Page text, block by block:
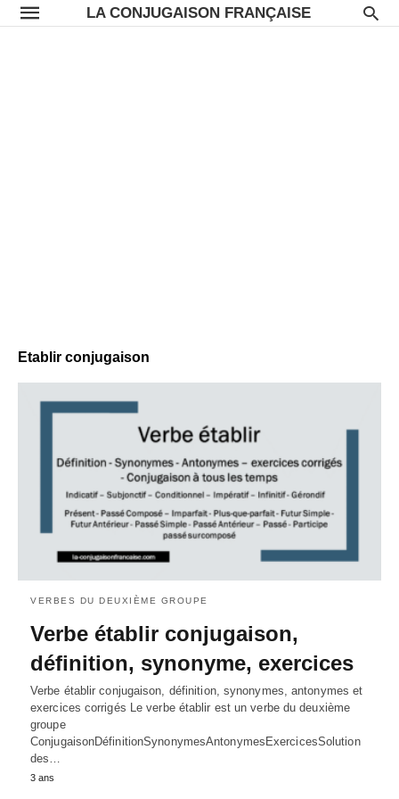
LA CONJUGAISON FRANÇAISE
Etablir conjugaison
VERBES DU DEUXIÈME GROUPE
Verbe établir conjugaison,
définition, synonyme, exercices
Verbe établir conjugaison, définition, synonymes, antonymes et
exercices corrigés Le verbe établir est un verbe du deuxième
groupe
ConjugaisonDéfinitionSynonymesAntonymesExercicesSolution
des…
3 ans